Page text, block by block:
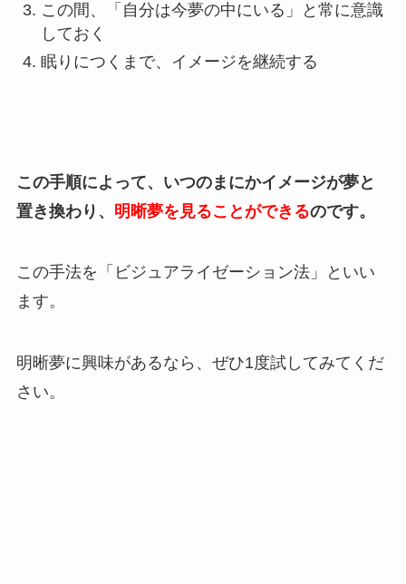
この間、「自分は今夢の中にいる」と常に意識
しておく
眠りにつくまで、イメージを継続する
この手順によって、いつのまにかイメージが夢と
置き換わり、 明晰夢を見ることができるのです。
この手法を「ビジュアライゼーション法」といい
ます。
明晰夢に興味があるなら、ぜひ1度試してみてくだ
さい。